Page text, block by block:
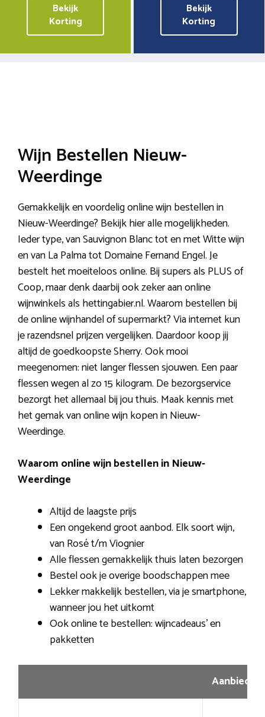
Bekijk
Korting
Bekijk
Korting
Wijn Bestellen Nieuw-
Weerdinge
Gemakkelijk en voordelig online wijn bestellen in
Nieuw-Weerdinge? Bekijk hier alle mogelijkheden.
Ieder type, van Sauvignon Blanc tot en met Witte wijn
en van La Palma tot Domaine Fernand Engel. Je
bestelt het moeiteloos online. Bij supers als PLUS of
Coop, maar denk daarbij ook zeker aan online
wijnwinkels als hettingabier.nl. Waarom bestellen bij
de online wijnhandel of supermarkt? Via internet kun
je razendsnel prijzen vergelijken. Daardoor koop jij
altijd de goedkoopste Sherry. Ook mooi
meegenomen: niet langer flessen sjouwen. Een paar
flessen wegen al zo 15 kilogram. De bezorgservice
bezorgt het allemaal bij jou thuis. Maak kennis met
het gemak van online wijn kopen in Nieuw-
Weerdinge.
Waarom online wijn bestellen in Nieuw-
Weerdinge
Altijd de laagste prijs
Een ongekend groot aanbod. Elk soort wijn,
van Rosé t/m Viognier
Alle flessen gemakkelijk thuis laten bezorgen
Bestel ook je overige boodschappen mee
Lekker makkelijk bestellen, via je smartphone,
wanneer jou het uitkomt
Ook online te bestellen: wijncadeaus’ en
pakketten